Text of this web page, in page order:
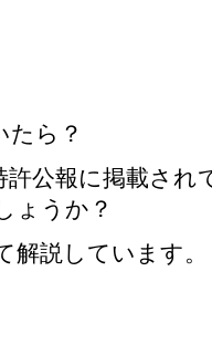
ら？
報に掲載され
ょうか？
しています。